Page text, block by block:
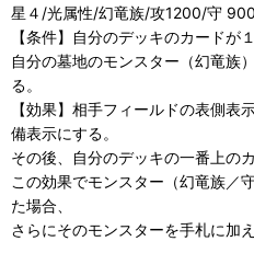
星４/光属性/幻竜族/攻1200/守 900
【条件】自分のデッキのカードが
自分の墓地のモンスター（幻竜族
る。
【効果】相手フィールドの表側表
備表示にする。
その後、自分のデッキの一番上の
この効果でモンスター（幻竜族／
た場合、
さらにそのモンスターを手札に加